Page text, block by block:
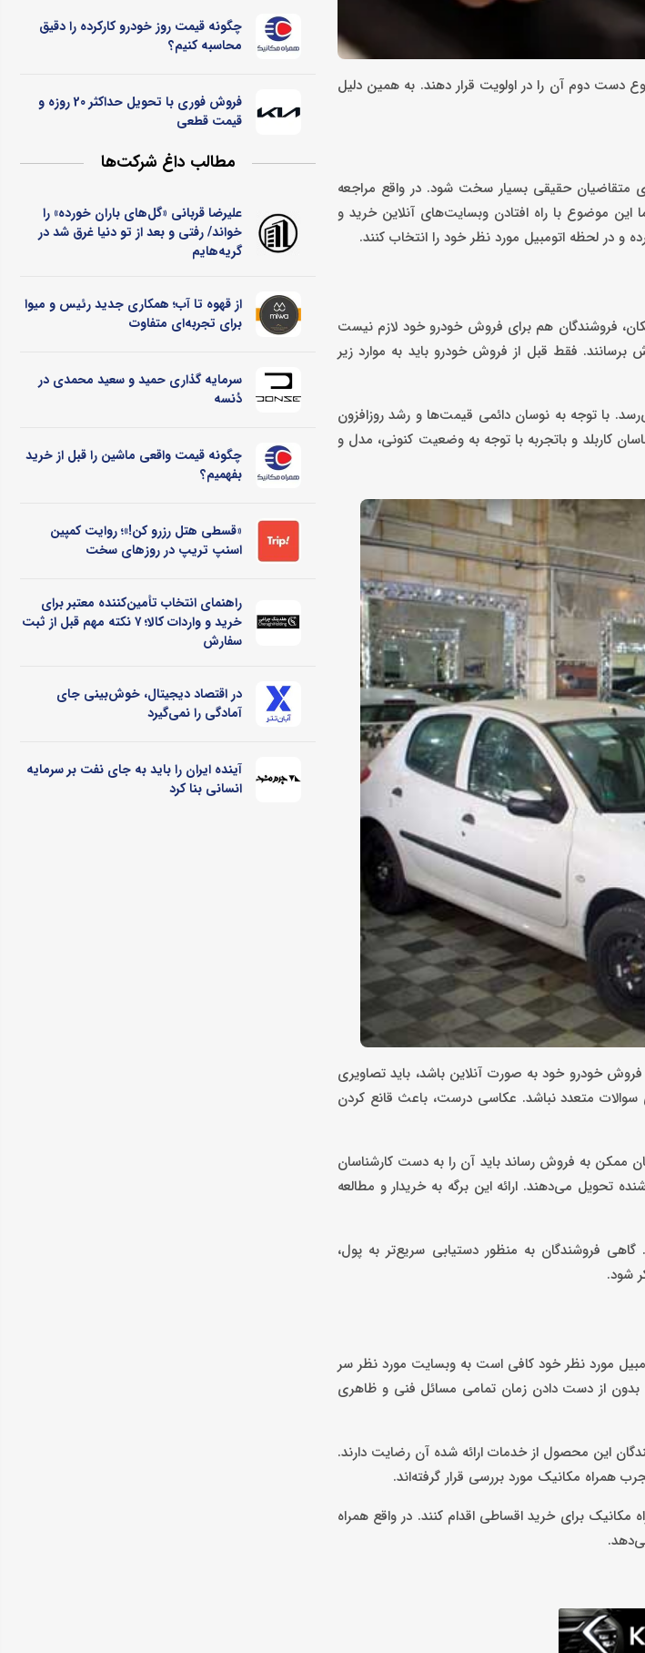
دست دوم آن را در اولویت قرار دهند. به همین دلیل
حقیقی بسیار سخت شود. در واقع مراجعه
این موضوع با راه افتادن وبسایت‌های آنلاین خرید و
در لحظه اتومبیل مورد نظر خود را انتخاب کنند.
فروشندگان هم برای فروش خودرو خود لازم نیست
برسانند. فقط قبل از فروش خودرو باید به موارد زیر
با توجه به نوسان دائمی قیمت‌ها و رشد روزافزون
کاربلد و باتجربه با توجه به وضعیت کنونی، مدل و
خودرو خود به صورت آنلاین باشد، باید تصاویری
متعدد نباشد. عکاسی درست، باعث قانع کردن
ممکن به فروش رساند باید آن را به دست کارشناسان
تحویل می‌دهند. ارائه این برگه به خریدار و مطالعه
فروشندگان به منظور دستیابی سریع‌تر به پول،
شود.
مورد نظر خود کافی است به وبسایت مورد نظر سر
بدون از دست دادن زمان تمامی مسائل فنی و ظاهری
این محصول از خدمات ارائه شده آن رضایت دارند.
مکانیک مورد بررسی قرار گرفته‌اند.
برای خرید اقساطی اقدام کنند. در واقع همراه
چگونه قیمت روز خودرو کارکرده را دقیق
محاسبه کنیم؟
فروش فوری با تحویل حداکثر 20 روزه و
قیمت قطعی
مطالب داغ شرکت‌ها
علیرضا قربانی «گل‌های باران خورده» را
خواند/ رفتی و بعد از تو دنیا غرق شد در
گریه‌هایم
از قهوه تا آب؛ همکاری جدید رئیس و میوا
برای تجربه‌ای متفاوت
سرمایه گذاری حمید و سعید محمدی در
دُنسه
چگونه قیمت واقعی ماشین را قبل از خرید
بفهمیم؟
«قسطی هتل رزرو کن!»؛ روایت کمپین
اسنپ تریپ در روزهای سخت
راهنمای انتخاب تأمین‌کننده معتبر برای
خرید و واردات کالا؛ ۷ نکته مهم قبل از ثبت
سفارش
در اقتصاد دیجیتال، خوش‌بینی جای
آمادگی را نمی‌گیرد
آینده ایران را باید به جای نفت بر سرمایه
انسانی بنا کرد